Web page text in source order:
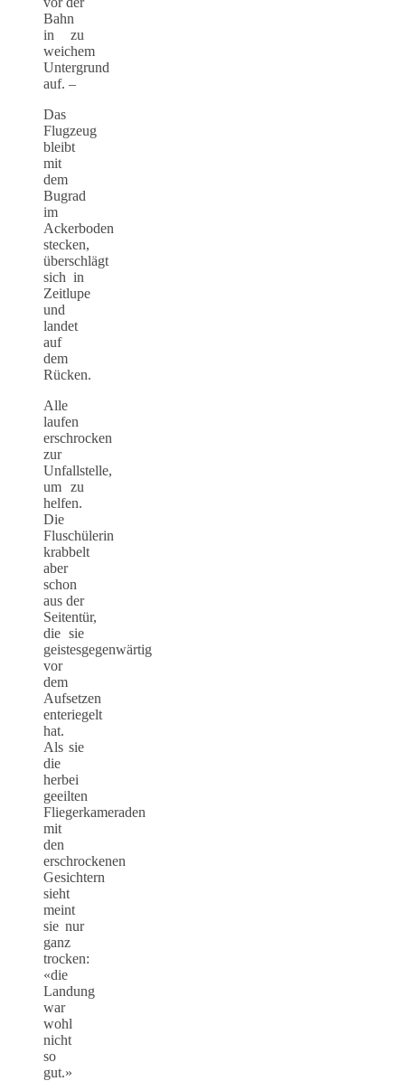
Bahn
in zu
weichem
Untergrund
auf. –
Das
Flugzeug
bleibt
mit
dem
Bugrad
im
Ackerboden
stecken,
überschlägt
sich in
Zeitlupe
und
landet
auf
dem
Rücken.
Alle
laufen
erschrocken
zur
Unfallstelle,
um zu
helfen.
Die
Fluschülerin
krabbelt
aber
schon
aus der
Seitentür,
die sie
geistesgegenwärtig
vor
dem
Aufsetzen
enteriegelt
hat.
Als sie
die
herbei
geeilten
Fliegerkameraden
mit
den
erschrockenen
Gesichtern
sieht
meint
sie nur
ganz
trocken:
«die
Landung
war
wohl
nicht
so
gut.»